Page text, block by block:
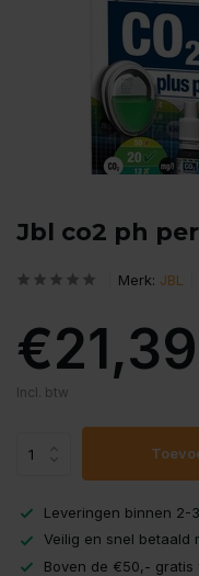
Jbl co2 ph
Merk: JBL
€21,39
Incl. btw
Leveringen binnen 2-
Veilig en snel betaald
Boven de €50,- gratis